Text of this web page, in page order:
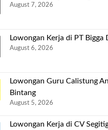
August 7, 2026
Lowongan Kerja di PT Bigga
August 6, 2026
Lowongan Guru Calistung
Bintang
August 5, 2026
Lowongan Kerja di CV